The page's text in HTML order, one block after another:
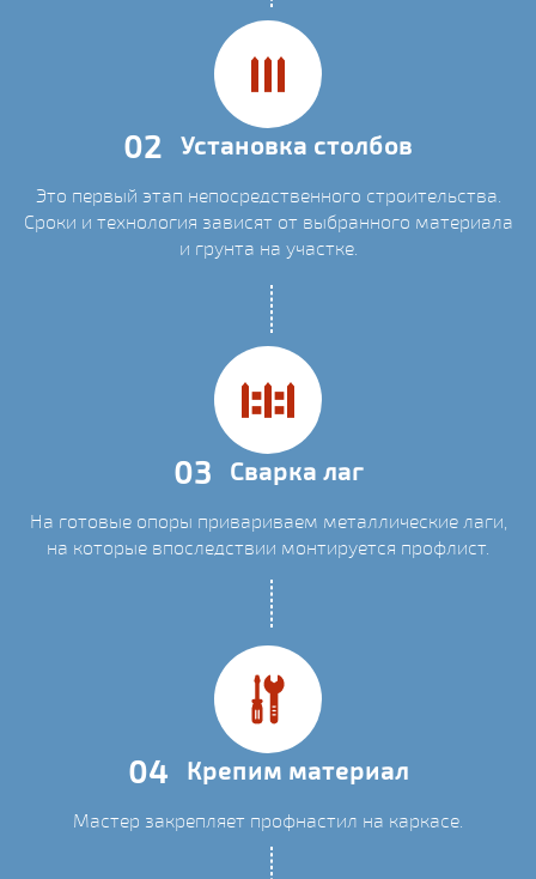
02 Установка столбов
Это первый этап непосредственного строительства.
Сроки и технология зависят от выбранного материала
и грунта на участке.
03 Сварка лаг
На готовые опоры привариваем металлические лаги,
на которые впоследствии монтируется профлист.
04 Крепим материал
Мастер закрепляет профнастил на каркасе.